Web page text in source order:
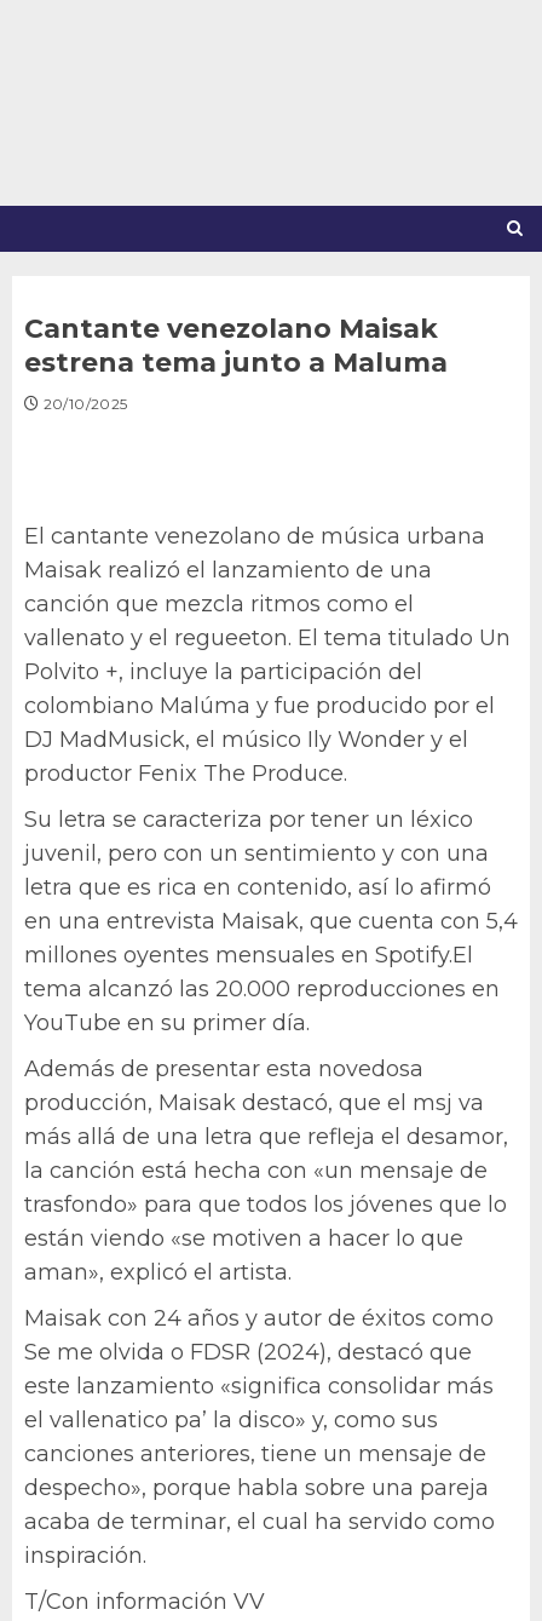
Cantante venezolano Maisak
estrena tema junto a Maluma
20/10/2025
El cantante venezolano de música urbana
Maisak realizó el lanzamiento de una
canción que mezcla ritmos como el
vallenato y el regueeton. El tema titulado Un
Polvito +, incluye la participación del
colombiano Malúma y fue producido por el
DJ MadMusick, el músico Ily Wonder y el
productor Fenix The Produce.
Su letra se caracteriza por tener un léxico
juvenil, pero con un sentimiento y con una
letra que es rica en contenido, así lo afirmó
en una entrevista Maisak, que cuenta con 5,4
millones oyentes mensuales en Spotify.El
tema alcanzó las 20.000 reproducciones en
YouTube en su primer día.
Además de presentar esta novedosa
producción, Maisak destacó, que el msj va
más allá de una letra que refleja el desamor,
la canción está hecha con «un mensaje de
trasfondo» para que todos los jóvenes que lo
están viendo «se motiven a hacer lo que
aman», explicó el artista.
Maisak con 24 años y autor de éxitos como
Se me olvida o FDSR (2024), destacó que
este lanzamiento «significa consolidar más
el vallenatico pa’ la disco» y, como sus
canciones anteriores, tiene un mensaje de
despecho», porque habla sobre una pareja
acaba de terminar, el cual ha servido como
inspiración.
T/Con información VV